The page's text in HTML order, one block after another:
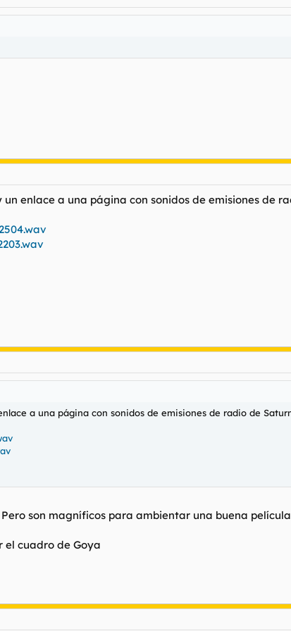
enlace a una página con sonidos de emisiones de
a una página con sonidos de emisiones de radio de
son magníficos para ambientar una buena
el cuadro de Goya